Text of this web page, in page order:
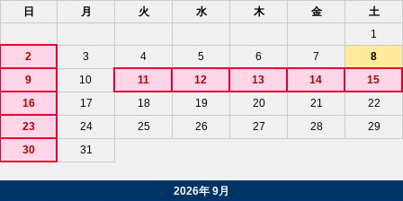
日
月 火 水 木 金
土
1
2
3 4 5 6 7
8
9
10 11 12 13 14
15
16
17 18 19 20 21
22
23
24 25 26 27 28
29
30
31
2026年 9月